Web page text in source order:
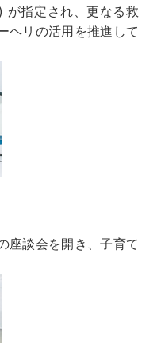
が指定され、更なる救
ヘリの活用を推進して
座談会を開き、子育て